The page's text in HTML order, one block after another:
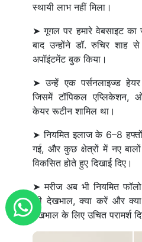
स्थायी लाभ नहीं मिला।
➤ गूगल पर हमारे वेबसाइट का
बाद उन्होंने डॉ. रुचिर
अपॉइंटमेंट बुक किया।
➤ उन्हें एक पर्सनलाइज्ड हेयर
जिसमें टॉपिकल एप्लिकेशन,
केयर रूटीन शामिल था।
➤ नियमित इलाज के 6–8
गई, और कुछ क्षेत्रों में नए
विकसित होते हुए दिखाई दिए।
➤ मरीज अब भी नियमित
की देखभाल, क्या करें और
देखभाल के लिए उचित परामर्श
Previous